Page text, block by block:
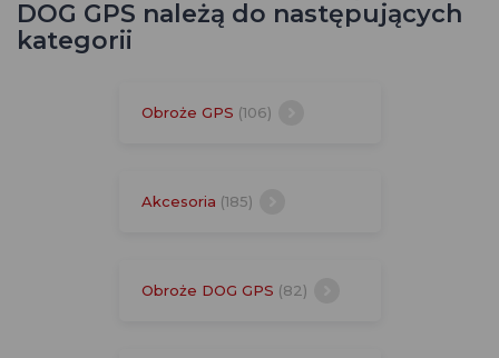
DOG GPS należą do następujących
kategorii
Obroże GPS (106)
Akcesoria (185)
Obroże DOG GPS (82)